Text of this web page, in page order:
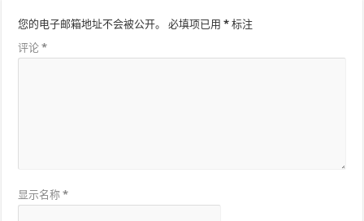
您的电子邮箱地址不会被公开。 必填项已用* 标注
评论*
显示名称*